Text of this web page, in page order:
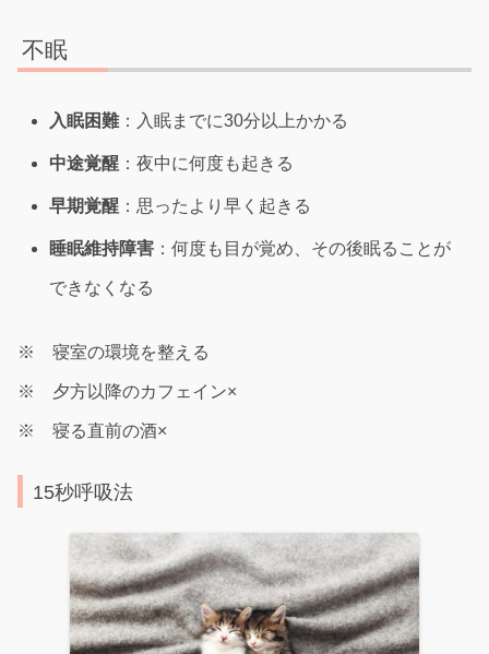
不眠
入眠困難：入眠までに30分以上かかる
中途覚醒 ：夜中に何度も起きる
早期覚醒 ：思ったより早く起きる
睡眠維持障害 ：何度も目が覚め、その後眠ることが
できなくなる
※ 寝室の環境を整える
※ 夕方以降のカフェイン×
※ 寝る直前の酒×
15秒呼吸法